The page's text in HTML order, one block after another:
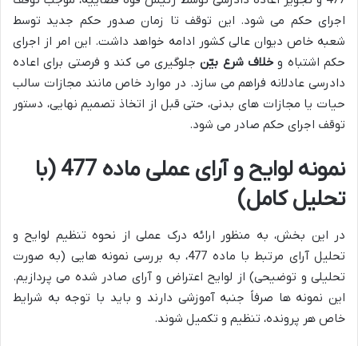
اجرای حکم می شود. این توقف تا زمان صدور حکم جدید توسط
شعبه خاص دیوان عالی کشور ادامه خواهد داشت. این امر از اجرای
حکم اشتباه و خلاف شرع بیّنجلوگیری می کند و فرصتی برای اعاده
دادرسی عادلانه فراهم می سازد. در موارد خاص مانند مجازات سالب
حیات یا مجازات های بدنی، حتی قبل از اتخاذ تصمیم نهایی، دستور
توقف اجرای حکم صادر می شود.
نمونه لوایح و آرای عملی ماده 477 (با
تحلیل کامل)
در این بخش، به منظور ارائه درک عملی از نحوه تنظیم لوایح و
تحلیل آرای مرتبط با ماده 477، به بررسی نمونه هایی (به صورت
تحلیلی و توضیحی) از لوایح اعتراض و آرای صادر شده می پردازیم.
این نمونه ها صرفاً جنبه آموزشی دارند و باید با توجه به شرایط
خاص هر پرونده، تنظیم و تکمیل شوند.